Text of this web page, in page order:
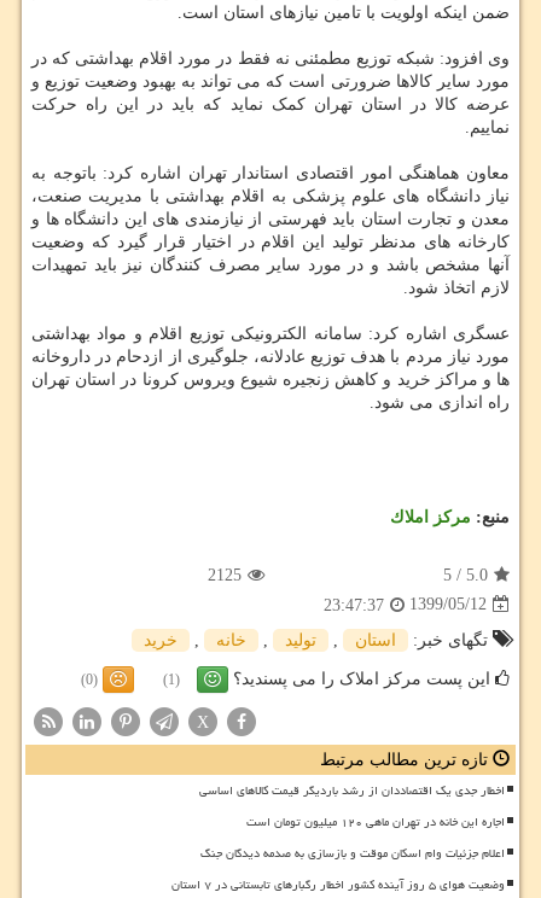
ضمن اینکه اولویت با تامین نیازهای استان است.
وی افزود: شبکه توزیع مطمئنی نه فقط در مورد اقلام بهداشتی که در
مورد سایر کالاها ضرورتی است که می تواند به بهبود وضعیت توزیع و
عرضه کالا در استان تهران کمک نماید که باید در این راه حرکت
نماییم.
معاون هماهنگی امور اقتصادی استاندار تهران اشاره کرد: باتوجه به
نیاز دانشگاه های علوم پزشکی به اقلام بهداشتی با مدیریت صنعت،
معدن و تجارت استان باید فهرستی از نیازمندی های این دانشگاه ها و
کارخانه های مدنظر تولید این اقلام در اختیار قرار گیرد که وضعیت
آنها مشخص باشد و در مورد سایر مصرف کنندگان نیز باید تمهیدات
لازم اتخاذ شود.
عسگری اشاره کرد: سامانه الکترونیکی توزیع اقلام و مواد بهداشتی
مورد نیاز مردم با هدف توزیع عادلانه، جلوگیری از ازدحام در داروخانه
ها و مراکز خرید و کاهش زنجیره شیوع ویروس کرونا در استان تهران
راه اندازی می شود.
منبع: مركز املاك
5.0
/
5
2125
1399/05/12
23:47:37
تگهای خبر:
استان تولید خانه خرید
این پست مرکز املاک را می پسندید؟ (1)
(0)
X
تازه ترین مطالب مرتبط
اخطار جدی یک اقتصاددان از رشد باردیگر قیمت کالاهای اساسی
اجاره این خانه در تهران ماهی ۱۲۰ میلیون تومان است
اعلام جزئیات وام اسکان موقت و بازسازی به صدمه دیدگان جنگ
وضعیت هوای ۵ روز آینده کشور اخطار رگبارهای تابستانی در ۷ استان